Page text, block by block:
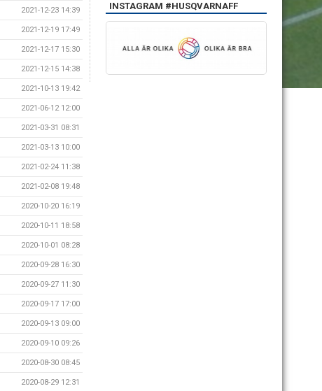
2021-12-23 14:39
2021-12-19 17:49
2021-12-17 15:30
2021-12-15 14:38
2021-10-13 19:42
2021-06-12 12:00
2021-03-31 08:31
2021-03-13 10:00
2021-02-24 11:38
2021-02-08 19:48
2020-10-20 16:19
2020-10-11 18:58
2020-10-01 08:28
2020-09-28 16:30
2020-09-27 11:30
2020-09-17 17:00
2020-09-13 09:00
2020-09-10 09:26
2020-08-30 08:45
2020-08-29 12:31
INSTAGRAM #HUSQVARNAFF